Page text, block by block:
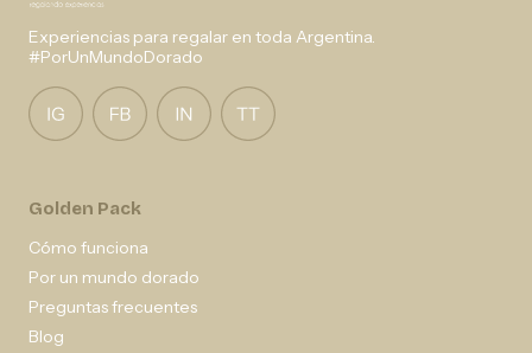
Experiencias para regalar en toda Argentina.
#PorUnMundoDorado
Golden Pack
Cómo funciona
Por un mundo dorado
Preguntas frecuentes
Blog